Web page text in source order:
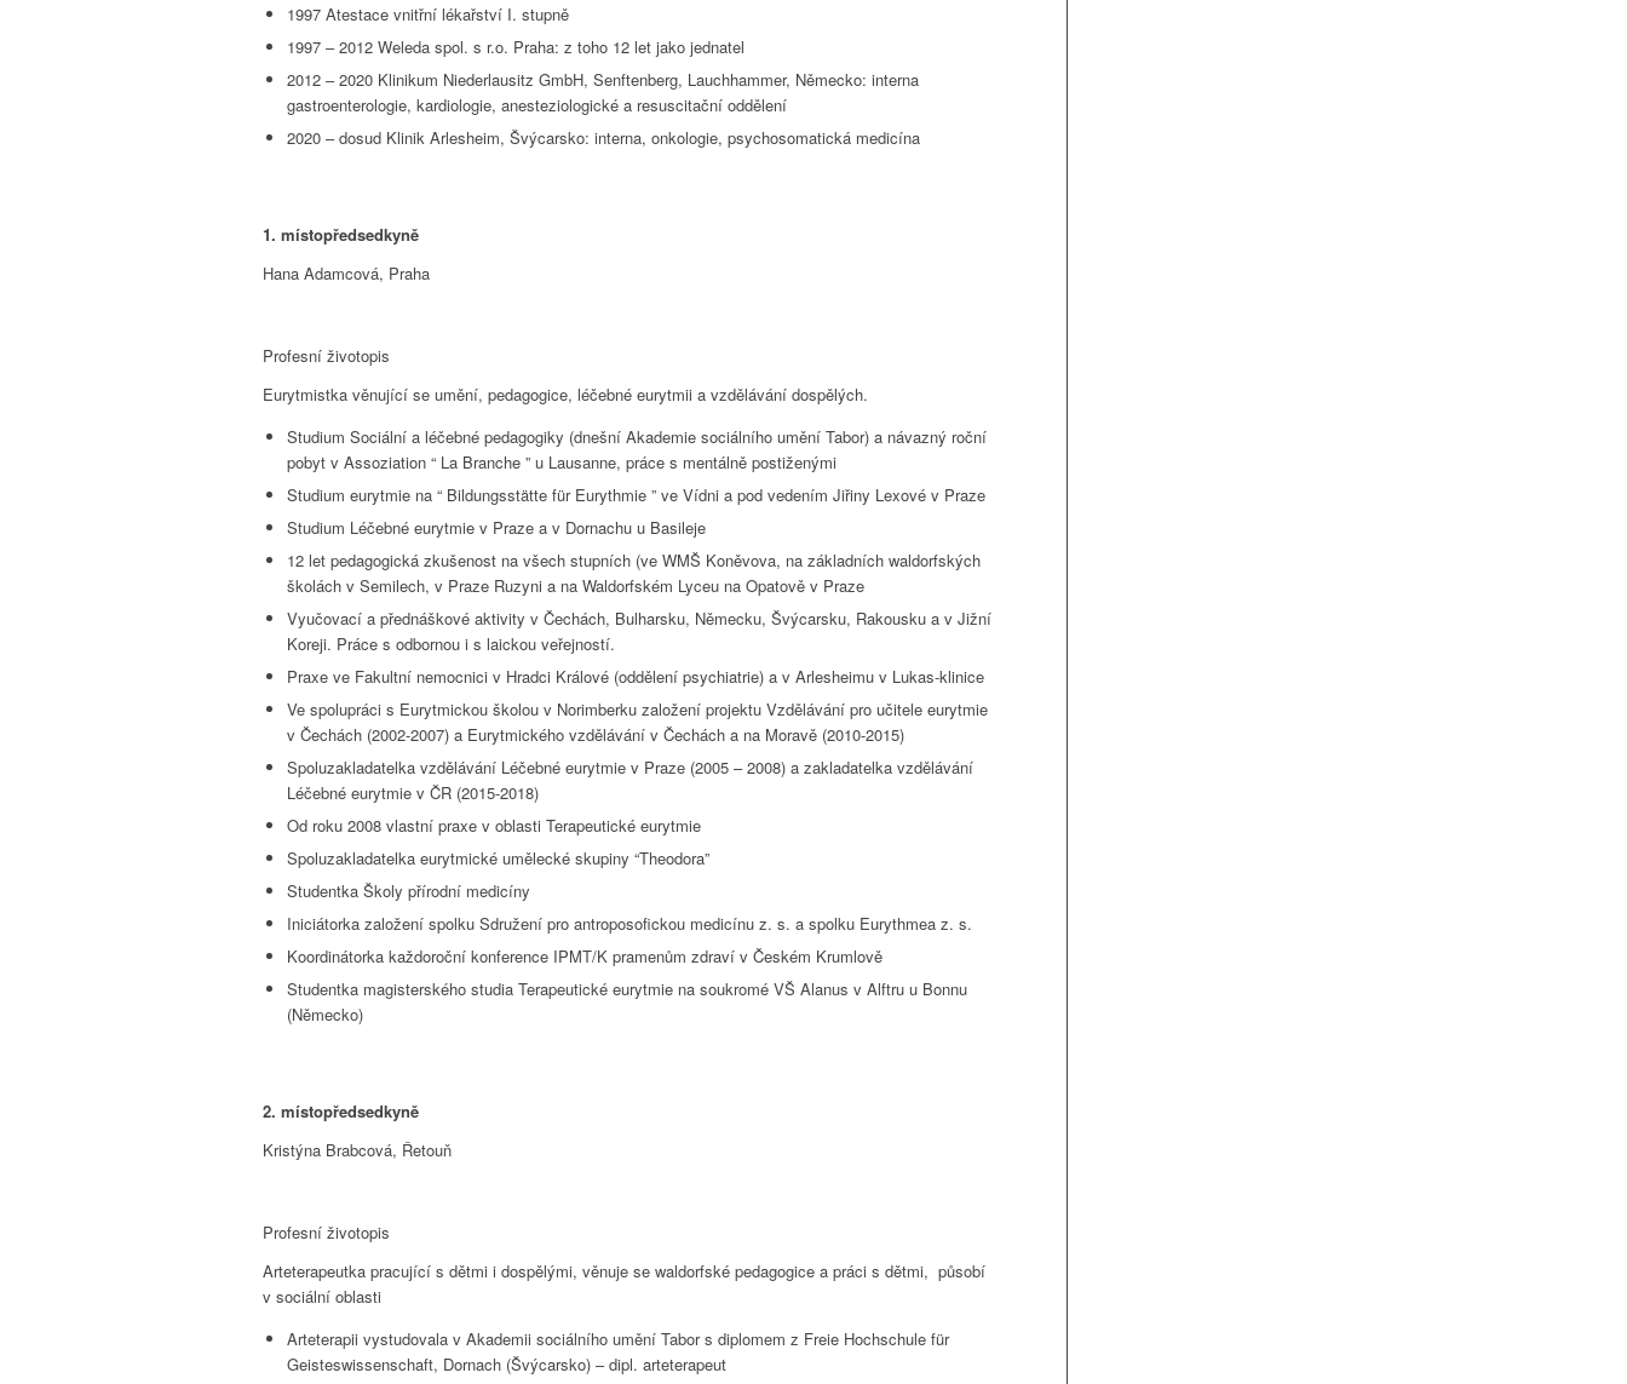
1997 Atestace vnitřní lékařství I. stupně
1997 – 2012 Weleda spol. s r.o. Praha: z toho 12 let jako jednatel
2012 – 2020 Klinikum Niederlausitz GmbH, Senftenberg, Lauchhammer, Německo: interna
gastroenterologie, kardiologie, anesteziologické a resuscitační oddělení
2020 – dosud Klinik Arlesheim, Švýcarsko: interna, onkologie, psychosomatická medicína
1. místopředsedkyně
Hana Adamcová, Praha
Profesní životopis
Eurytmistka věnující se umění, pedagogice, léčebné eurytmii a vzdělávání dospělých.
Studium Sociální a léčebné pedagogiky (dnešní Akademie sociálního umění Tabor) a návazný roční
pobyt v Assoziation “ La Branche ” u Lausanne, práce s mentálně postiženými
Studium eurytmie na “ Bildungsstätte für Eurythmie ” ve Vídni a pod vedením Jiřiny Lexové v Praze
Studium Léčebné eurytmie v Praze a v Dornachu u Basileje
12 let pedagogická zkušenost na všech stupních (ve WMŠ Koněvova, na základních waldorfských
školách v Semilech, v Praze Ruzyni a na Waldorfském Lyceu na Opatově v Praze
Vyučovací a přednáškové aktivity v Čechách, Bulharsku, Německu, Švýcarsku, Rakousku a v Jižní
Koreji. Práce s odbornou i s laickou veřejností.
Praxe ve Fakultní nemocnici v Hradci Králové (oddělení psychiatrie) a v Arlesheimu v Lukas-klinice
Ve spolupráci s Eurytmickou školou v Norimberku založení projektu Vzdělávání pro učitele eurytmie
v Čechách (2002-2007) a Eurytmického vzdělávání v Čechách a na Moravě (2010-2015)
Spoluzakladatelka vzdělávání Léčebné eurytmie v Praze (2005 – 2008) a zakladatelka vzdělávání
Léčebné eurytmie v ČR (2015-2018)
Od roku 2008 vlastní praxe v oblasti Terapeutické eurytmie
Spoluzakladatelka eurytmické umělecké skupiny “Theodora”
Studentka Školy přírodní medicíny
Iniciátorka založení spolku Sdružení pro antroposofickou medicínu z. s. a spolku Eurythmea z. s.
Koordinátorka každoroční konference IPMT/K pramenům zdraví v Českém Krumlově
Studentka magisterského studia Terapeutické eurytmie na soukromé VŠ Alanus v Alftru u Bonnu
(Německo)
2. místopředsedkyně
Kristýna Brabcová, Řetouň
Profesní životopis
Arteterapeutka pracující s dětmi i dospělými, věnuje se waldorfské pedagogice a práci s dětmi, působí
v sociální oblasti
Arteterapii vystudovala v Akademii sociálního umění Tabor s diplomem z Freie Hochschule für
Geisteswissenschaft, Dornach (Švýcarsko) – dipl. arteterapeut